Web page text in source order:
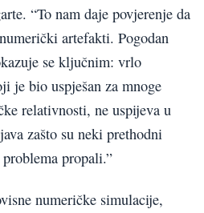
“To nam daje povjerenje da
artefakti. Pogodan
se ključnim: vrlo
je bio uspješan za mnoge
relativnosti, ne uspijeva u
zašto su neki prethodni
propali.”
numeričke simulacije,